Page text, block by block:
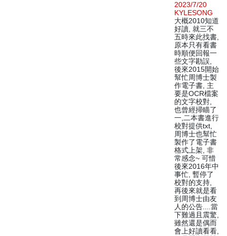
2023/7/20
KYLESONG
大概2010知道
好讀, 就三不
五時來此找書,
原本只有看書
時順便回報一
些文字勘誤,
後來2015開始
幫忙周博士製
作電子書, 主
要是OCR檔案
的文字校對,
也曾經掃瞄了
一,二本書進行
校對提供txt,
周博士也幫忙
製作了電子書
格式上架, 非
常感念~ 可惜
後來2016年中
事忙, 暫停了
校對的支持,
再後來就是看
到周博士由友
人的公告....當
下難過且震驚,
雖然還是偶而
會上好讀看看,